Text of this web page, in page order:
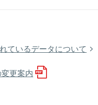
ているデータについて
更案内